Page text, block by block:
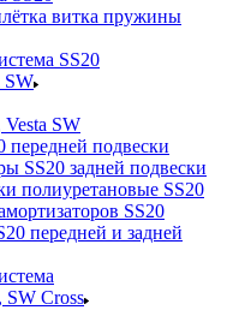
витка пружины
SS20
SW
SW
передней подвески
SS20 задней подвески
полиуретановые SS20
SS20
передней и задней
SW Cross